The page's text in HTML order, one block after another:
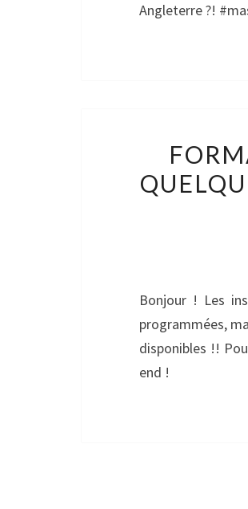
Angleterre ?!
Bonjour ! Les
programmées,
disponibles !!
end !